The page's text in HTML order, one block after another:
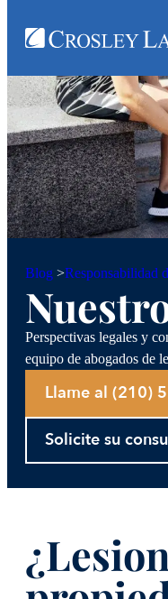
Blog >Responsabilidad
Perspectivas legales y
equipo de abogados de
Llame al (210)
Solicite su